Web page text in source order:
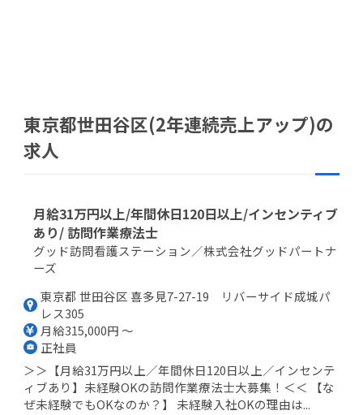
東京都世田谷区(2年連続売上アップ)の
求人
月給31万円以上/年間休日120日以上/インセンティブ
あり/ 訪問作業療法士
グッド訪問看護ステーション／株式会社グッドパートナ
ーズ
東京都 世田谷区 喜多見7-27-19 リバーサイド成城パ
レス305
月給315,000円 ～
正社員
＞＞【月給31万円以上／年間休日120日以上／インセンテ
ィブあり】未経験OKの訪問作業療法士大募集！＜＜ 【な
ぜ未経験でもOKなのか？】 未経験入社OKの理由は...